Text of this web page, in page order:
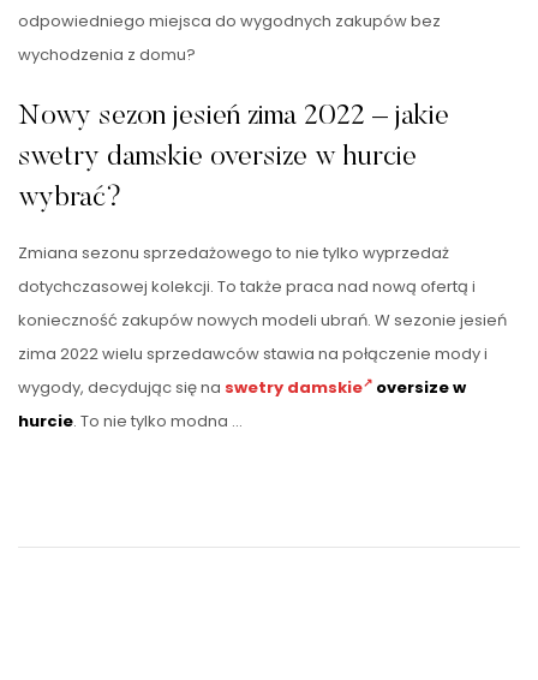
odpowiedniego miejsca do wygodnych zakupów bez
wychodzenia z domu?
Nowy sezon jesień zima 2022 – jakie
swetry damskie oversize w hurcie
wybrać?
Zmiana sezonu sprzedażowego to nie tylko wyprzedaż
dotychczasowej kolekcji. To także praca nad nową ofertą i
konieczność zakupów nowych modeli ubrań. W sezonie jesień
zima 2022 wielu sprzedawców stawia na połączenie mody i
wygody, decydując się na swetry damskie
oversize w
hurcie. To nie tylko modna …